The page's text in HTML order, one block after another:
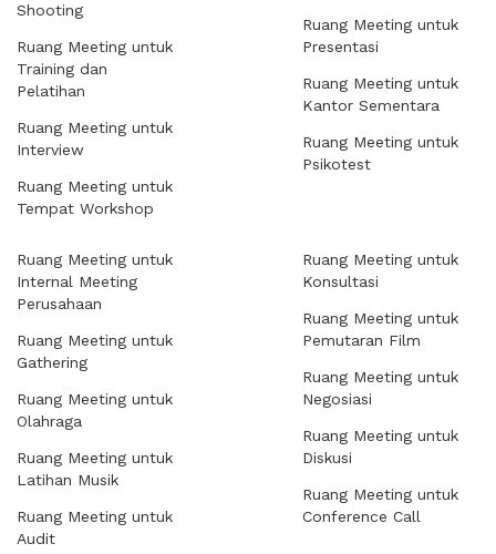
Shooting
Ruang Meeting untuk
Training dan
Pelatihan
Ruang Meeting untuk
Interview
Ruang Meeting untuk
Tempat Workshop
Ruang Meeting untuk
Presentasi
Ruang Meeting untuk
Kantor Sementara
Ruang Meeting untuk
Psikotest
Ruang Meeting untuk
Internal Meeting
Perusahaan
Ruang Meeting untuk
Gathering
Ruang Meeting untuk
Olahraga
Ruang Meeting untuk
Latihan Musik
Ruang Meeting untuk
Audit
Ruang Meeting untuk
Konsultasi
Ruang Meeting untuk
Pemutaran Film
Ruang Meeting untuk
Negosiasi
Ruang Meeting untuk
Diskusi
Ruang Meeting untuk
Conference Call